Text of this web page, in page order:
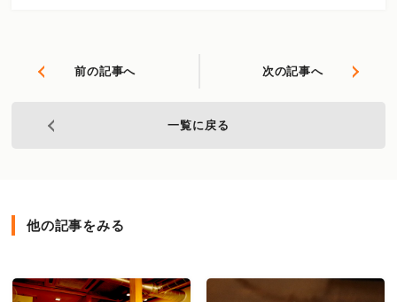
前の記事へ 次の記事へ
一覧に戻る
他の記事をみる